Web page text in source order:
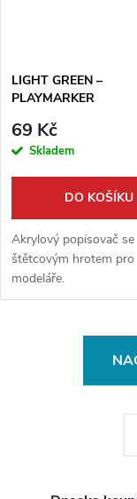
LIGHT GREEN –
PLAYMARKER
69 Kč
Skladem
DO KOŠÍKU
Akrylový popisovač se
štětcovým hrotem pro
modeláře.